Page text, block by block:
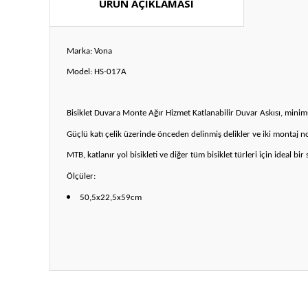
ÜRÜN AÇIKLAMASI
Marka: Vona
Model: HS-017A
Bisiklet Duvara Monte Ağır Hizmet Katlanabilir Duvar Askısı,
Güçlü katı çelik üzerinde önceden delinmiş delikler ve iki montaj
MTB, katlanır yol bisikleti ve diğer tüm bisiklet türleri için ideal bir
Ölçüler:
50,5x22,5x59cm